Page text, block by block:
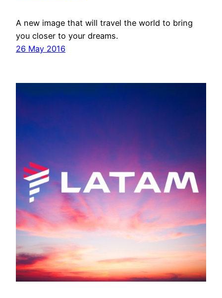
A new image that will travel the world to bring
you closer to your dreams.
26 May 2016